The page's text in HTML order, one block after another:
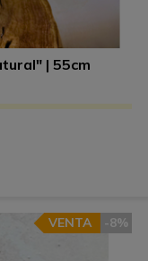
| 55cm
-8%
VENTA